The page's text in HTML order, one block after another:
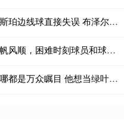
排名前十证券公司 这干嘛呢？普罗斯珀边线球直接失误 布泽尔望球兴叹接不到
股票场内配资 黄紫昌：不会总是一帆风顺，困难时刻球员和球迷更要团结起来
最低利息配资网 媒体人：詹姆斯去哪都是万众瞩目 他想当绿叶现实也不允许